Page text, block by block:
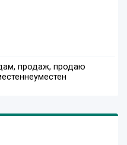
продаж, продаю
неуместен